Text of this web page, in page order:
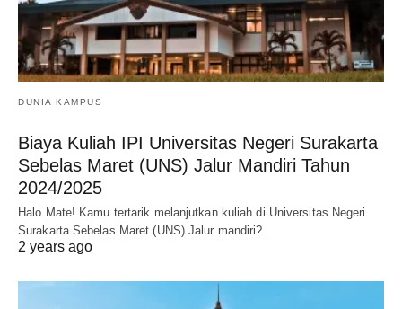
DUNIA KAMPUS
Biaya Kuliah IPI Universitas Negeri Surakarta
Sebelas Maret (UNS) Jalur Mandiri Tahun
2024/2025
Halo Mate! Kamu tertarik melanjutkan kuliah di Universitas Negeri
Surakarta Sebelas Maret (UNS) Jalur mandiri?…
2 years ago